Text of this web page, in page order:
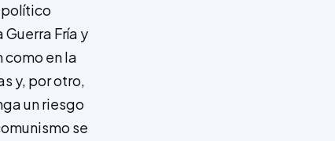
político
Fría y
como en la
y, por otro,
un riesgo
se